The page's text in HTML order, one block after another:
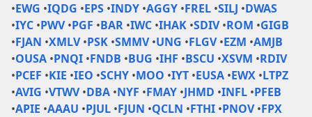
•EWG •IQDG •EPS •INDY •AGGY •FREL •SILJ •DWAS
•IYC •PWV •PGF •BAR •IWC •IHAK •SDIV •ROM •GIGB
•FJAN •XMLV •PSK •SMMV •UNG •FLGV •EZM •AMJB
•OUSA •PNQI •FNDB •BUG •IHF •BSCU •XSVM •RDIV
•PCEF •KIE •IEO •SCHY •MOO •IYT •EUSA •EWX •LTPZ
•AVIG •VTWV •DBA •NYF •FMAY •JHMD •INFL •PFEB
•APIE •AAAU •PJUL •FJUN •QCLN •FTHI •PNOV •FPX